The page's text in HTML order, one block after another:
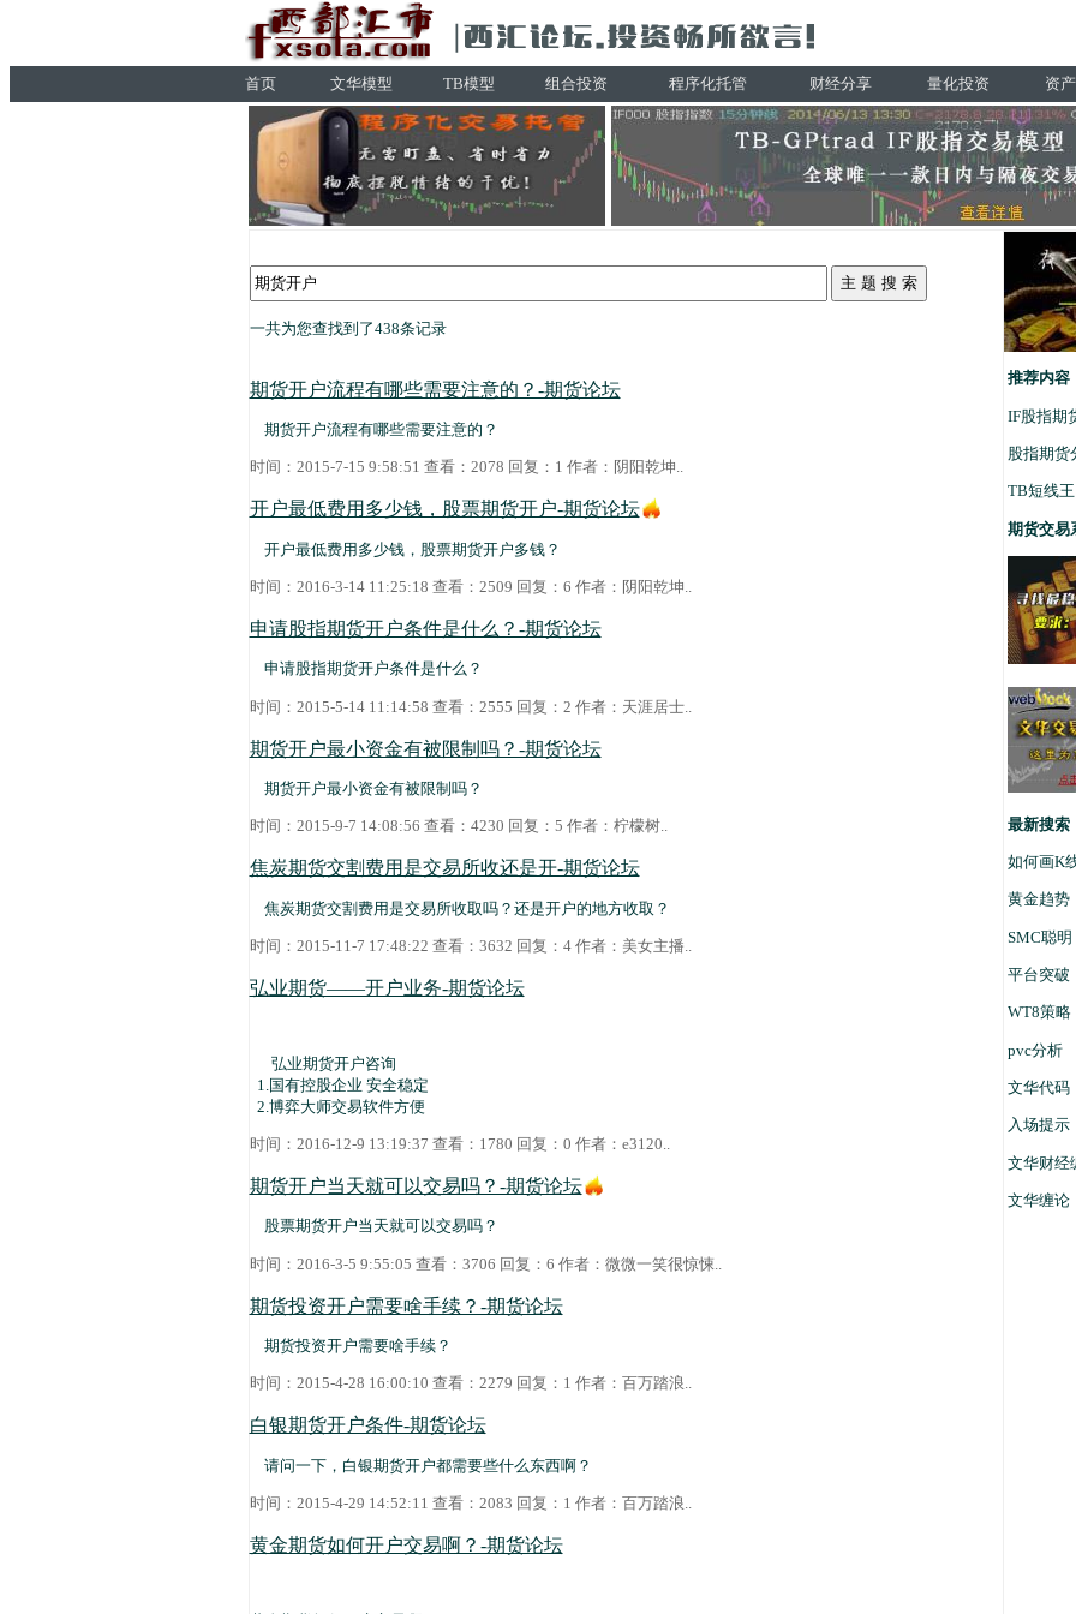
首页 文华模型 TB模型 组合投资 程序化托管 财经分享 量化投资 资
一共为您查找到了438条记录
期货开户流程有哪些需要注意的？-期货论坛
期货开户流程有哪些需要注意的？
时间：2015-7-15 9:58:51 查看：2078 回复：1 作者： 阴阳乾坤..
开户最低费用多少钱，股票期货开户-期货论坛
开户最低费用多少钱，股票期货开户多钱？
时间：2016-3-14 11:25:18 查看：2509 回复：6 作者： 阴阳乾坤
申请股指期货开户条件是什么？-期货论坛
申请股指期货开户条件是什么？
时间：2015-5-14 11:14:58 查看：2555 回复：2 作者： 天涯居士..
期货开户最小资金有被限制吗？-期货论坛
期货开户最小资金有被限制吗？
时间：2015-9-7 14:08:56 查看：4230 回复：5 作者： 柠檬树..
焦炭期货交割费用是交易所收还是开-期货论坛
焦炭期货交割费用是交易所收取吗？还是开户的地方收取？
时间：2015-11-7 17:48:22 查看：3632 回复：4 作者： 美女主播
弘业期货——开户业务-期货论坛
弘业期货开户咨询
1.国有控股企业 安全稳定
2.博弈大师交易软件方便
时间：2016-12-9 13:19:37 查看：1780 回复：0 作者： e3120
期货开户当天就可以交易吗？-期货论坛
股票期货开户当天就可以交易吗？
时间：2016-3-5 9:55:05 查看：3706 回复：6 作者： 微微一笑很惊悚..
期货投资开户需要啥手续？-期货论坛
期货投资开户需要啥手续？
时间：2015-4-28 16:00:10 查看：2279 回复：1 作者： 百万踏浪..
白银期货开户条件-期货论坛
请问一下，白银期货开户都需要些什么东西啊？
时间：2015-4-29 14:52:11 查看：2083 回复：1 作者： 百万踏浪
黄金期货如何开户交易啊？-期货论坛
推荐内容
IF股指期
股指期货
TB短线
期货交易
最新搜索
如何画K
黄金趋势
SMC聪明
平台突破
WT8策略
pvc分析
文华代码
入场提示
文华财经
文华缠论